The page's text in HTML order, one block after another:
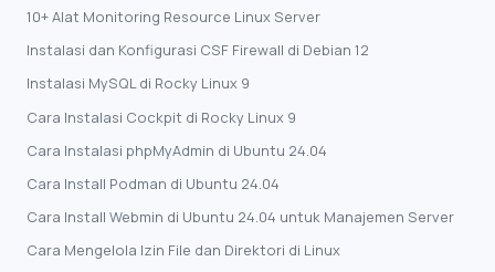
10+ Alat Monitoring Resource Linux Server
Instalasi dan Konfigurasi CSF Firewall di Debian 12
Instalasi MySQL di Rocky Linux 9
Cara Instalasi Cockpit di Rocky Linux 9
Cara Instalasi phpMyAdmin di Ubuntu 24.04
Cara Install Podman di Ubuntu 24.04
Cara Install Webmin di Ubuntu 24.04 untuk Manajemen Server
Cara Mengelola Izin File dan Direktori di Linux